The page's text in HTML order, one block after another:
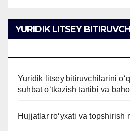
YURIDIK LITSEY
Yuridik litsey bitiruvchilarini
suhbat o‘tkazish tartibi va
Hujjatlar ro‘yxati va topshirish